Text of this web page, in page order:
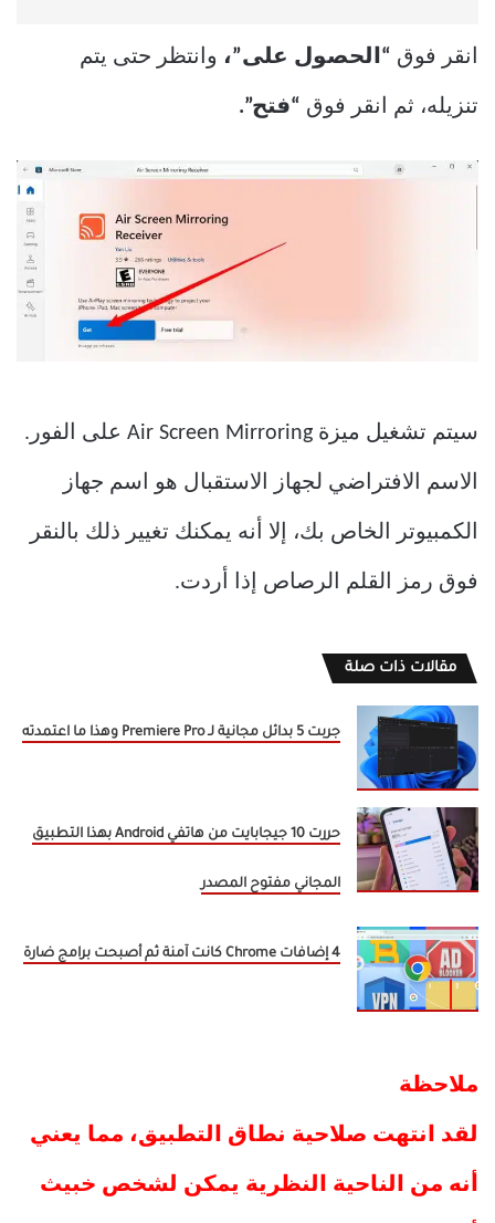
انقر فوق “الحصول على”، وانتظر حتى يتم
تنزيله، ثم انقر فوق “فتح”.
سيتم تشغيل ميزة Air Screen Mirroring على الفور.
الاسم الافتراضي لجهاز الاستقبال هو اسم جهاز
الكمبيوتر الخاص بك، إلا أنه يمكنك تغيير ذلك بالنقر
فوق رمز القلم الرصاص إذا أردت.
مقالات ذات صلة
جربت 5 بدائل مجانية لـ Premiere Pro وهذا ما اعتمدته
حررت 10 جيجابايت من هاتفي Android بهذا التطبيق
المجاني مفتوح المصدر
4 إضافات Chrome كانت آمنة ثم أصبحت برامج ضارة
ملاحظة
لقد انتهت صلاحية نطاق التطبيق، مما يعني
أنه من الناحية النظرية يمكن لشخص خبيث